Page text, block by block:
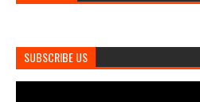
SUBSCRIBE US